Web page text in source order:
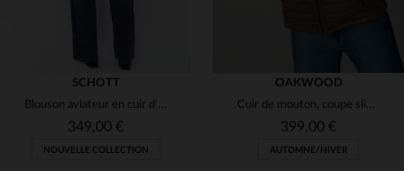
SCHOTT
Blouson aviateur en cuir d'agneau lavé marron, souple et oversize.
349,00 €
NOUVELLE COLLECTION
OAKWOOD
Cuir de mouton, coupe slim, capuche fourrée : un look urbain et léger.
399,00 €
AUTOMNE/HIVER